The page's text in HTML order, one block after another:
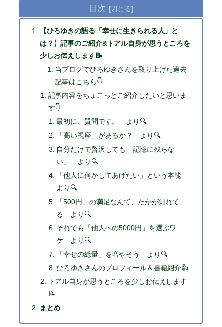
目次
【ひろゆきの語る「幸せに生きられる人」と
は？】記事のご紹介&トアル自身が思うところを
少しお伝えします📝
当ブログでひろゆきさんを取り上げた過去
記事はこちら👇
記事内容をちょこっとご紹介したいと思いま
す👇
最初に、質問です。 より🔍
「高い視座」があるか？ より🔍
自分だけで贅沢しても「記憶に残らな
い」 より🔍
「他人に何かしてあげたい」という本能
より🔍
「500円」の満足なんて、たかが知れて
る より🔍
それでも「他人への5000円」を選ぶワ
ケ より🔍
「幸せの総量」を増やそう より🔍
ひろゆきさんのプロフィール＆書籍紹介👍
トアル自身が思うところを少しお伝えします
📝
まとめ